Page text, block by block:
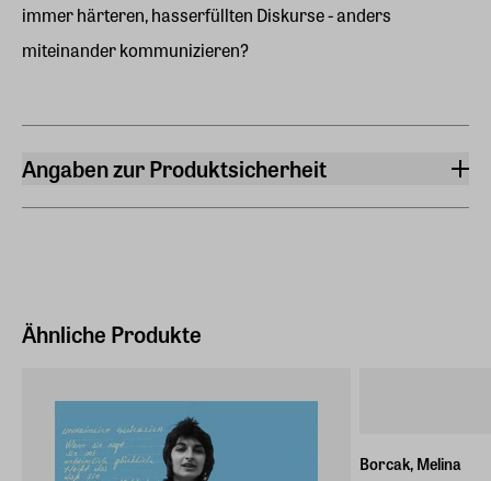
immer härteren, hasserfüllten Diskurse - anders
miteinander kommunizieren?
Angaben zur Produktsicherheit
Deutschland (EU)
Ähnliche Produkte
Borcak, Melina